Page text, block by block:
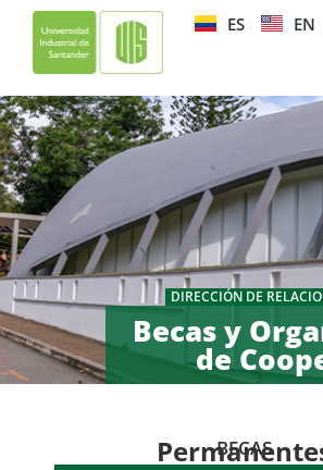
ES EN
DIRECCIÓN DE
Becas y
de
BECAS